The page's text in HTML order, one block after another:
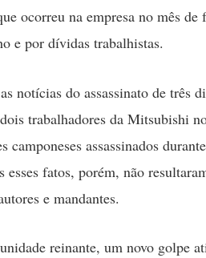
ocorreu na empresa no mês de
e por dívidas trabalhistas.
notícias do assassinato de três
trabalhadores da Mitsubishi
camponeses assassinados
esses fatos, porém, não
e mandantes.
reinante, um novo golpe